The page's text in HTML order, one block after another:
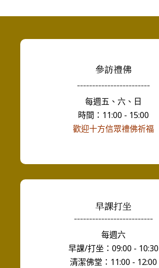
參訪禮佛
------------------------
每週五、六、日
時間：11:00 - 15:00
歡迎十方信眾禮佛祈福
早課打坐
--------------------------
每週六
早課/打坐：09:00 - 10:30
清潔佛堂：11:00 - 12:00